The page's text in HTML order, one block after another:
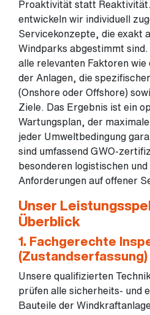
Proaktivität statt
entwickeln wir individuell
Servicekonzepte, die exakt
Windparks abgestimmt
alle relevanten Faktoren wie
der Anlagen, die
(Onshore oder Offshore)
Ziele. Das Ergebnis ist ein
Wartungsplan, der
jeder Umweltbedingung
sind umfassend GWO-
besonderen logistischen
Anforderungen auf offener
Unser
Überblick
1. Fachgerechte
(Zustandserfassung)
Unsere qualifizierten
prüfen alle sicherheits- und
Bauteile der